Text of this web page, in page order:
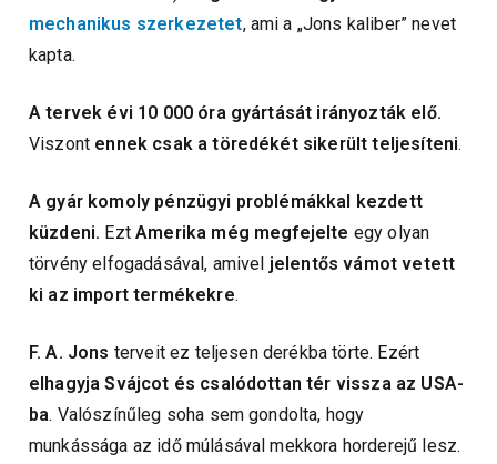
mechanikus szerkezetet, ami a „Jons kaliber” nevet
kapta.
A tervek évi 10 000 óra gyártását irányozták elő.
Viszont ennek csak a töredékét sikerült teljesíteni.
A gyár komoly pénzügyi problémákkal kezdett
küzdeni. EztAmerika még megfejelte egy olyan
törvény elfogadásával, amivel jelentős vámot vetett
ki az import termékekre.
F. A. Jons terveit ez teljesen derékba törte. Ezért
elhagyja Svájcot és csalódottan tér vissza az USA-
ba. Valószínűleg soha sem gondolta, hogy
munkássága az idő múlásával mekkora horderejű lesz.